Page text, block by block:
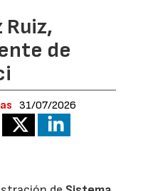
Ruiz,
de
31/07/2026